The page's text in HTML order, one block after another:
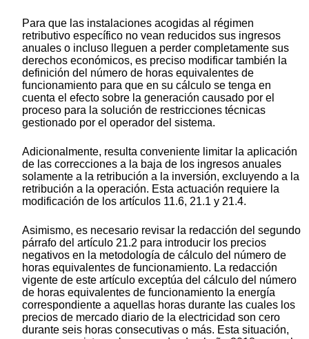
Para que las instalaciones acogidas al régimen
retributivo específico no vean reducidos sus ingresos
anuales o incluso lleguen a perder completamente sus
derechos económicos, es preciso modificar también la
definición del número de horas equivalentes de
funcionamiento para que en su cálculo se tenga en
cuenta el efecto sobre la generación causado por el
proceso para la solución de restricciones técnicas
gestionado por el operador del sistema.
Adicionalmente, resulta conveniente limitar la aplicación
de las correcciones a la baja de los ingresos anuales
solamente a la retribución a la inversión, excluyendo a la
retribución a la operación. Esta actuación requiere la
modificación de los artículos 11.6, 21.1 y 21.4.
Asimismo, es necesario revisar la redacción del segundo
párrafo del artículo 21.2 para introducir los precios
negativos en la metodología de cálculo del número de
horas equivalentes de funcionamiento. La redacción
vigente de este artículo exceptúa del cálculo del número
de horas equivalentes de funcionamiento la energía
correspondiente a aquellas horas durante las cuales los
precios de mercado diario de la electricidad son cero
durante seis horas consecutivas o más. Esta situación,